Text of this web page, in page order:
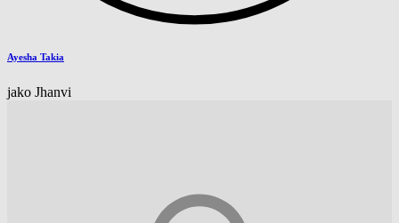
Ayesha Takia
jako Jhanvi